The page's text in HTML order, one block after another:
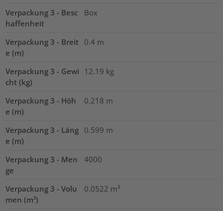
Verpackung 3 - Besc
haffenheit
Box
Verpackung 3 - Breit
e (m)
0.4 m
Verpackung 3 - Gewi
cht (kg)
12.19 kg
Verpackung 3 - Höh
e (m)
0.218 m
Verpackung 3 - Läng
e (m)
0.599 m
Verpackung 3 - Men
ge
4000
Verpackung 3 - Volu
men (m³)
0.0522 m³